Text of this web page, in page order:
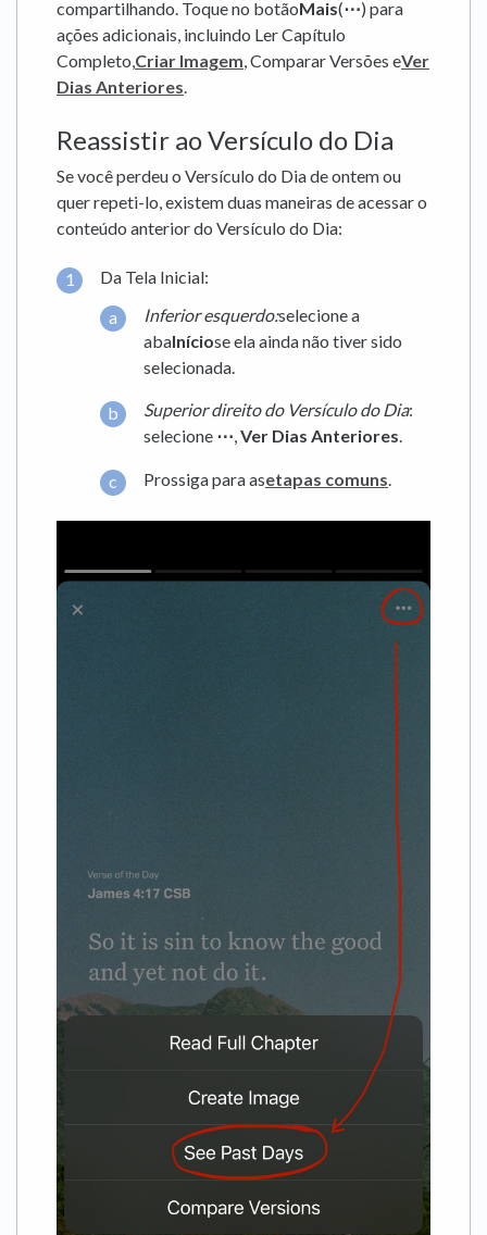
compartilhando. Toque no botãoMais(⋯) para
ações adicionais, incluindo Ler Capítulo
Completo,Criar Imagem, Comparar Versões eVer
Dias Anteriores.
Reassistir ao Versículo do Dia
Se você perdeu o Versículo do Dia de ontem ou
quer repeti-lo, existem duas maneiras de acessar o
conteúdo anterior do Versículo do Dia:
Da Tela Inicial:
Inferior esquerdo:selecione a
abaIníciose ela ainda não tiver sido
selecionada.
Superior direito do Versículo do Dia:
selecione ⋯,Ver Dias Anteriores.
Prossiga para asetapas comuns.